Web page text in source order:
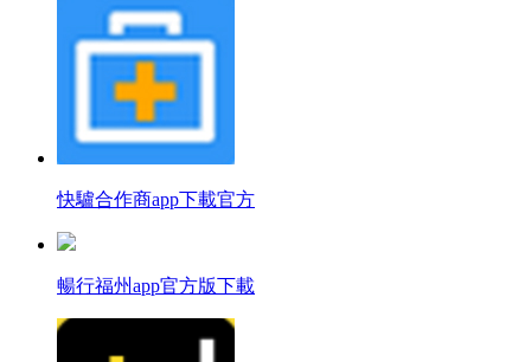
快驢合作商app下載官方
暢行福州app官方版下載